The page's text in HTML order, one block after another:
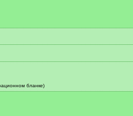
бланке)